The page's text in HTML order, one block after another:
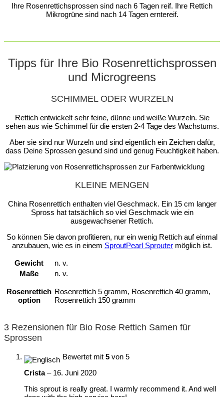
Ihre Rosenrettichsprossen sind nach 6 Tagen reif. Ihre Rettich
Mikrogrüne sind nach 14 Tagen erntereif.
Tipps für Ihre Bio Rosenrettichsprossen
und Microgreens
SCHIMMEL ODER WURZELN
Rettich entwickelt sehr feine, dünne und weiße Wurzeln. Sie
sehen aus wie Schimmel für die ersten 2-4 Tage des Wachstums.
Aber sie sind nur Wurzeln und sind eigentlich ein Zeichen dafür,
dass Deine Sprossen gesund sind und genug Feuchtigkeit haben.
KLEINE MENGEN
China Rosenrettich enthalten viel Geschmack. Ein 15 cm langer
Spross hat tatsächlich so viel Geschmack wie ein
ausgewachsener Rettich.
So können Sie davon profitieren, nur ein wenig Rettich auf einmal
anzubauen, wie es in einem SproutPearl Sprouter möglich ist.
Gewicht
n. v.
Maße
n. v.
Rosenrettich
option
Rosenrettich 5 gramm, Rosenrettich 40 gramm,
Rosenrettich 150 gramm
3 Rezensionen für Bio Rose Rettich Samen für
Sprossen
Bewertet mit 5 von 5
Crista– 16. Juni 2020
This sprout is really great. I warmly recommend it. And well